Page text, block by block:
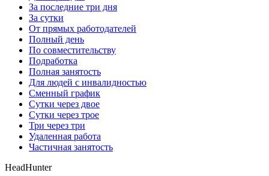
За последние три дня
За сутки
От прямых работодателей
Полный день
По совместительству
Подработка
Полная занятость
Для людей с инвалидностью
Сменный график
Сутки через двое
Сутки через трое
Три через три
Удаленная работа
Частичная занятость
HeadHunter